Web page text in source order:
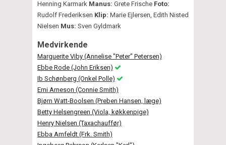
Henning Karmark Manus: Grete Frische Foto:
Rudolf Frederiksen Klip: Marie Ejlersen, Edith Nisted
Nielsen Mus: Sven Gyldmark
Medvirkende
Marguerite Viby (Annelise "Peter" Petersen)
Ebbe Rode (John Eriksen)
Ib Schønberg (Onkel Polle)
Erni Arneson (Connie Smith)
Bjørn Watt-Boolsen (Preben Hansen, læge)
Betty Helsengreen (Viola, køkkenpige)
Henry Nielsen (Taxachauffør)
Ebba Amfeldt (Frk. Smith)